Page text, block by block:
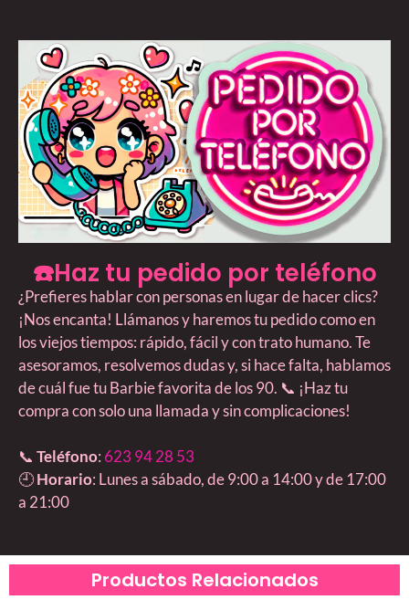
☎️Haz tu pedido por teléfono
¿Prefieres hablar con personas en lugar de hacer clics?
¡Nos encanta! Llámanos y haremos tu pedido como en
los viejos tiempos: rápido, fácil y con trato humano. Te
asesoramos, resolvemos dudas y, si hace falta, hablamos
de cuál fue tu Barbie favorita de los 90. 📞 ¡Haz tu
compra con solo una llamada y sin complicaciones!
📞 Teléfono: 623 94 28 53
🕘Horario: Lunes a sábado, de 9:00 a 14:00 y de 17:00
a 21:00
Productos Relacionados